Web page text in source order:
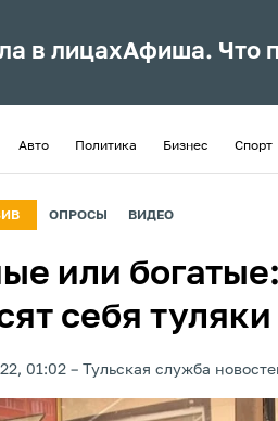
в лицахАфиша. Что
Авто Политика Бизнес Спорт
ОПРОСЫ ВИДЕО
или
себя туляки
01:02 Тульская служба